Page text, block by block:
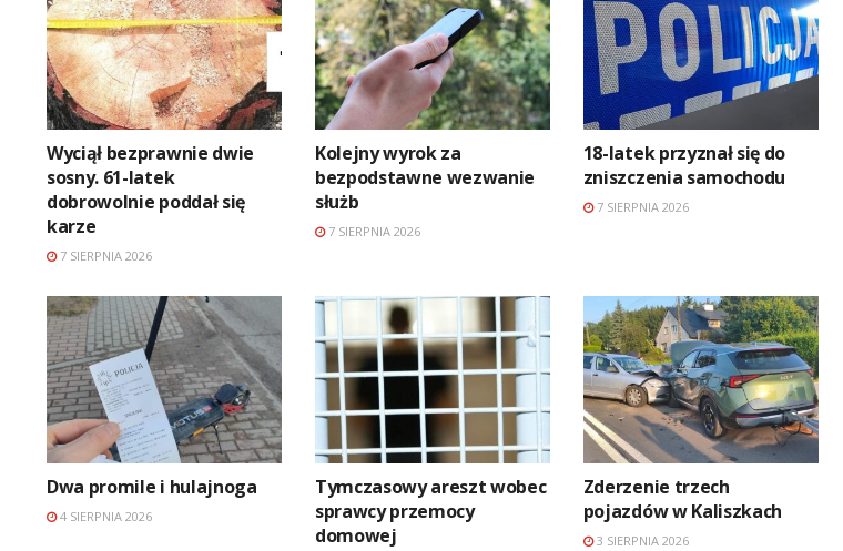
Wyciął bezprawnie dwie
sosny. 61-latek
dobrowolnie poddał się
karze
7 SIERPNIA 2026
Kolejny wyrok za
bezpodstawne wezwanie
służb
7 SIERPNIA 2026
18-latek przyznał się do
zniszczenia samochodu
7 SIERPNIA 2026
Dwa promile i hulajnoga
4 SIERPNIA 2026
Tymczasowy areszt wobec
sprawcy przemocy
domowej
Zderzenie trzech
pojazdów w Kaliszkach
3 SIERPNIA 2026